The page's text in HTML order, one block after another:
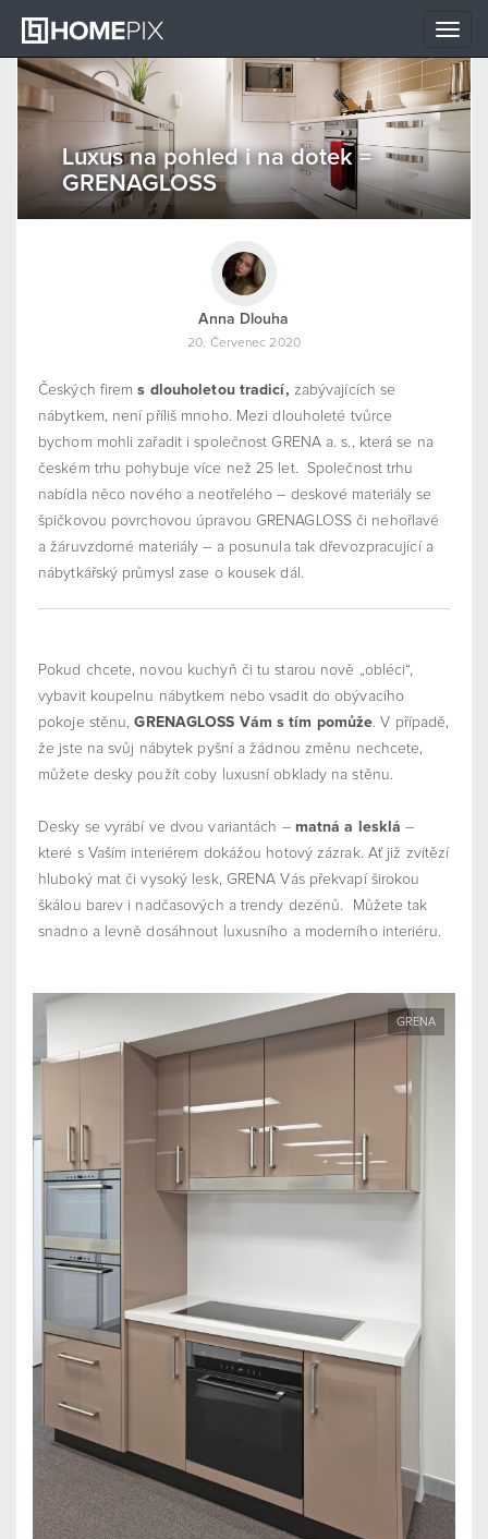
Toggle
Luxus na pohled i na dotek =
GRENAGLOSS
Anna Dlouha
20. Červenec 2020
Českých firems dlouholetou tradicí, zabývajících se
nábytkem, není příliš mnoho. Mezi dlouholeté tvůrce
bychom mohli zařadit i společnost GRENA a. s., která se na
českém trhu pohybuje více než 25 let. Společnost trhu
nabídla něco nového a neotřelého – deskové materiály se
špičkovou povrchovou úpravou GRENAGLOSS či nehořlavé
a žáruvzdorné materiály – a posunula tak dřevozpracující a
nábytkářský průmysl zase o kousek dál.
Pokud chcete, novou kuchyň či tu starou nově „obléci“,
vybavit koupelnu nábytkem nebo vsadit do obývacího
pokoje stěnu, GRENAGLOSS Vám s tím pomůže. V případě,
že jste na svůj nábytek pyšní a žádnou změnu nechcete,
můžete desky použít coby luxusní obklady na stěnu.
Desky se vyrábí ve dvou variantách – matná a lesklá –
které s Vaším interiérem dokážou hotový zázrak. Ať již zvítězí
hluboký mat či vysoký lesk, GRENA Vás překvapí širokou
škálou barev i nadčasových a trendy dezénů. Můžete tak
snadno a levně dosáhnout luxusního a moderního interiéru.
GRENA